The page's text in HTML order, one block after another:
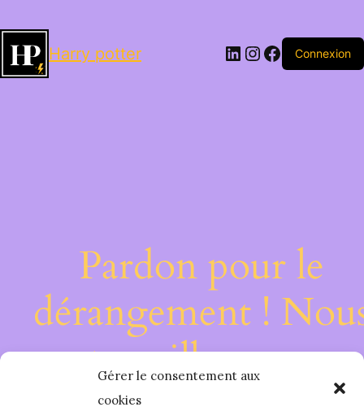
Gérer le consentement aux
cookies
Harry potter LinkedIn
Instagram
Facebook
Connexion
Pardon pour le
dérangement !
travaillons sur